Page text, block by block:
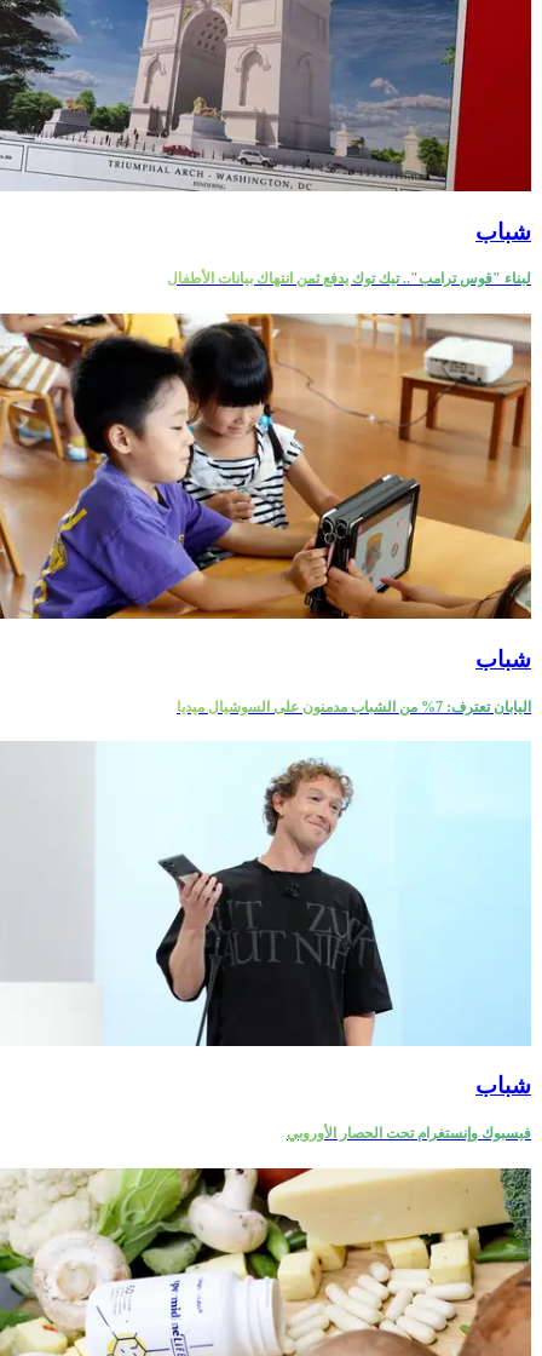
شباب
لبناء "قوس ترامب".. تيك توك يدفع ثمن انتهاك بيانات الأطفال
شباب
اليابان تعترف: 7% من الشباب مدمنون على السوشيال ميديا
شباب
فيسبوك وإنستغرام تحت الحصار الأوروبي